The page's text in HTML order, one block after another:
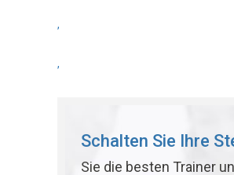
,
,
Schalten Sie Ihre
Sie die besten Trainer